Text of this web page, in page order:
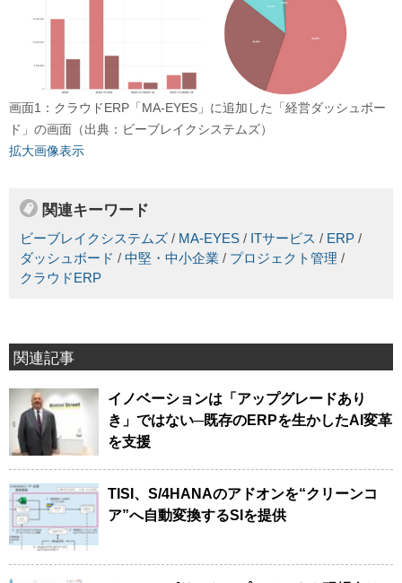
画面1：クラウドERP「MA-EYES」に追加した「経営ダッシュボー
ド」の画面（出典：ビーブレイクシステムズ）
拡大画像表示
関連キーワード
ビーブレイクシステムズ / MA-EYES / ITサービス / ERP /
ダッシュボード / 中堅・中小企業 / プロジェクト管理 /
クラウドERP
関連記事
イノベーションは「アップグレードあり
き」ではない─既存のERPを生かしたAI変革
を支援
TISI、S/4HANAのアドオンを“クリーンコ
ア”へ自動変換するSIを提供